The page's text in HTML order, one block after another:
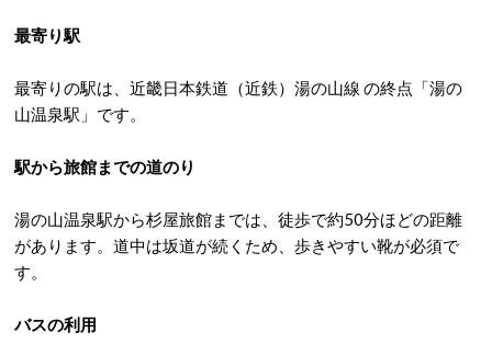
最寄り駅
最寄りの駅は、近畿日本鉄道（近鉄）湯の山線 の終点「湯の
山温泉駅 」です。
駅から旅館までの道のり
湯の山温泉駅から杉屋旅館までは、 徒歩で約50分ほどの距離
があります。 道中は坂道が続くため、歩きやすい靴が必須で
す。
バスの利用